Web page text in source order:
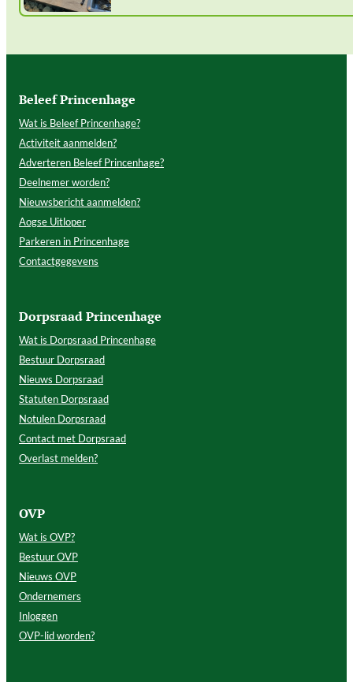
Beleef Princenhage
Wat is Beleef Princenhage?
Activiteit aanmelden?
Adverteren Beleef Princenhage?
Deelnemer worden?
Nieuwsbericht aanmelden?
Aogse Uitloper
Parkeren in Princenhage
Contactgegevens
Dorpsraad Princenhage
Wat is Dorpsraad Princenhage
Bestuur Dorpsraad
Nieuws Dorpsraad
Statuten Dorpsraad
Notulen Dorpsraad
Contact met Dorpsraad
Overlast melden?
OVP
Wat is OVP?
Bestuur OVP
Nieuws OVP
Ondernemers
Inloggen
OVP-lid worden?